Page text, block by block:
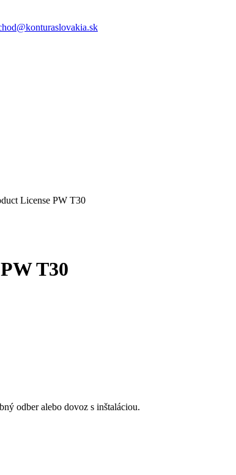
License PW T30
T30
odber alebo dovoz s inštaláciou.